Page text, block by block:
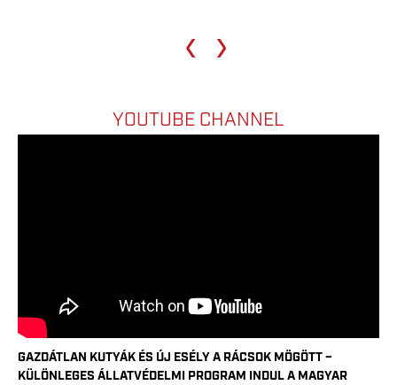
‹ ›
YOUTUBE CHANNEL
GAZDÁTLAN KUTYÁK ÉS ÚJ ESÉLY A RÁCSOK MÖGÖTT –
KÜLÖNLEGES ÁLLATVÉDELMI PROGRAM INDUL A MAGYAR